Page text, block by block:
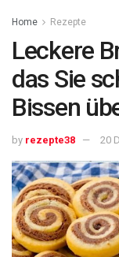
Home Rezepte
Leckere
das Sie
Bissen
by rezepte38 20